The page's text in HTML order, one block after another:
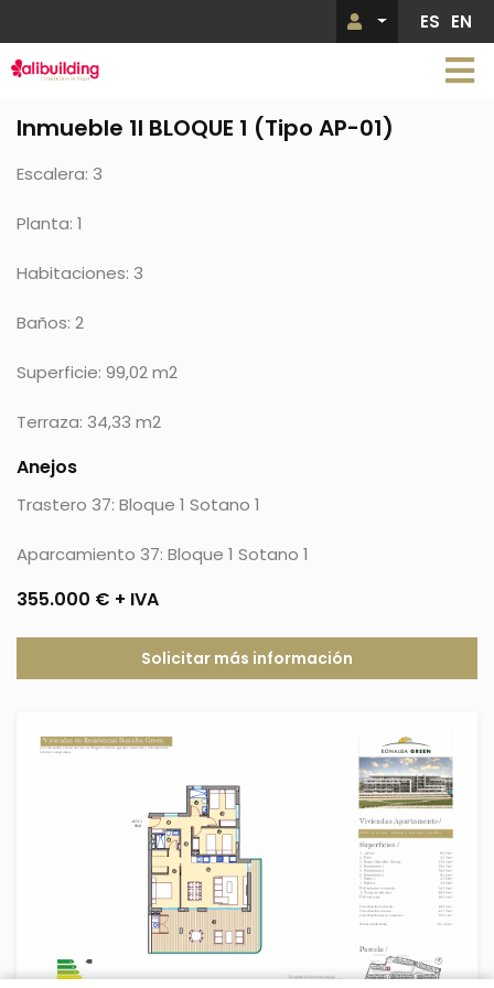
contenido
principal
Menú de
ES EN
Inmueble 1I BLOQUE 1 (Tipo AP-01)
Escalera: 3
Planta: 1
Habitaciones: 3
Baños: 2
Superficie: 99,02 m2
Terraza: 34,33 m2
Anejos
Trastero 37: Bloque 1 Sotano 1
Aparcamiento 37: Bloque 1 Sotano 1
355.000 € + IVA
Solicitar más información